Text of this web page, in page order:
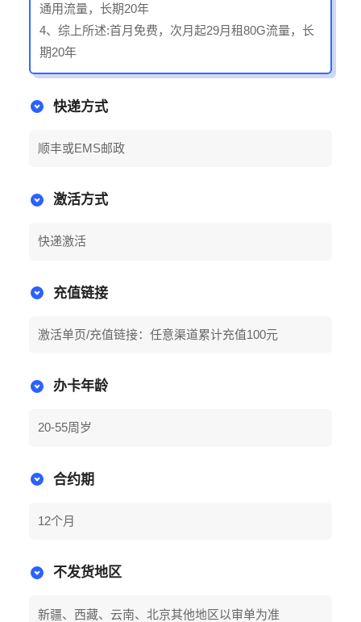
通用流量，长期20年
4、综上所述:首月免费，次月起29月租80G流量，长
期20年
快递方式
顺丰或EMS邮政
激活方式
快递激活
充值链接
激活单页/充值链接：任意渠道累计充值100元
办卡年龄
20-55周岁
合约期
12个月
不发货地区
新疆、西藏、云南、北京其他地区以审单为准